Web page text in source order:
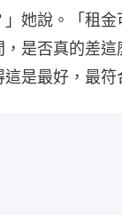
她說。「租
是否真的差
是最好，最符